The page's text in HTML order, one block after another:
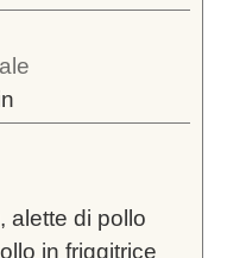
alette di pollo
in friggitrice